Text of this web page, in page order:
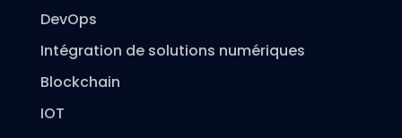
DevOps
Intégration de solutions numériques
Blockchain
IOT